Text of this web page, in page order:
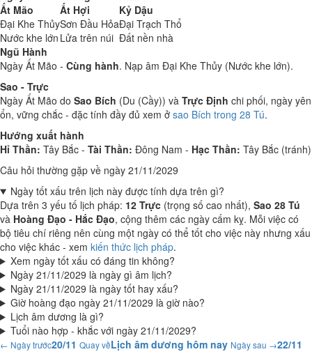
Ất Mão
Ất Hợi
Kỷ Dậu
Đại Khe ThủySơn Đầu HỏaĐại Trạch Thổ
Nước khe lớn Lửa trên núi Đất nền nhà
Ngũ Hành
Ngày Ất Mão - Cùng hành. Nạp âm Đại Khe Thủy (Nước khe lớn).
Sao - Trực
Ngày Ất Mão do Sao Bích (Du (Cầy)) và Trực Định chi phối, ngày yên
ổn, vững chắc - đặc tính đầy đủ xem ở sao Bích trong 28 Tú.
Hướng xuất hành
Hỉ Thần: Tây Bắc - Tài Thần: Đông Nam - Hạc Thần: Tây Bắc (tránh)
Câu hỏi thường gặp về ngày 21/11/2029
Ngày tốt xấu trên lịch này được tính dựa trên gì?
Dựa trên 3 yếu tố lịch pháp: 12 Trực (trọng số cao nhất), Sao 28 Tú
và Hoàng Đạo - Hắc Đạo, cộng thêm các ngày cấm kỵ. Mỗi việc có
bộ tiêu chí riêng nên cùng một ngày có thể tốt cho việc này nhưng xấu
cho việc khác - xem kiến thức lịch pháp.
Xem ngày tốt xấu có đáng tin không?
Ngày 21/11/2029 là ngày gì âm lịch?
Ngày 21/11/2029 là ngày tốt hay xấu?
Giờ hoàng đạo ngày 21/11/2029 là giờ nào?
Lịch âm dương là gì?
Tuổi nào hợp - khắc với ngày 21/11/2029?
← Ngày trước20/11 Quay vềLịch âm dương hôm nay Ngày sau →22/11